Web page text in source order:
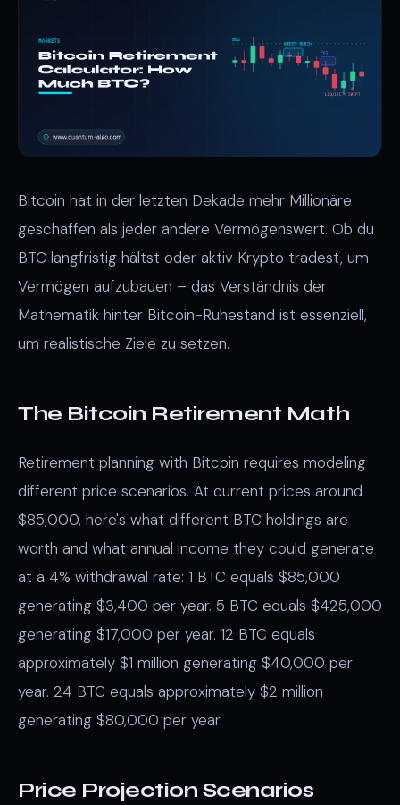
Bitcoin hat in der letzten Dekade mehr Millionäre
geschaffen als jeder andere Vermögenswert. Ob du
BTC langfristig hältst oder aktiv Krypto tradest, um
Vermögen aufzubauen – das Verständnis der
Mathematik hinter Bitcoin-Ruhestand ist essenziell,
um realistische Ziele zu setzen.
The Bitcoin Retirement Math
Retirement planning with Bitcoin requires modeling
different price scenarios. At current prices around
$85,000, here's what different BTC holdings are
worth and what annual income they could generate
at a 4% withdrawal rate: 1 BTC equals $85,000
generating $3,400 per year. 5 BTC equals $425,000
generating $17,000 per year. 12 BTC equals
approximately $1 million generating $40,000 per
year. 24 BTC equals approximately $2 million
generating $80,000 per year.
Price Projection Scenarios